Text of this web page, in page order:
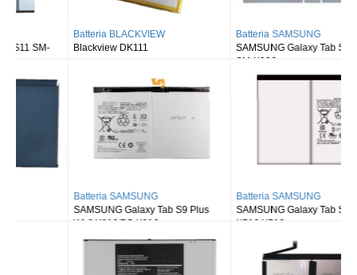
Batteria BLACKVIEW
Blackview DK111
Batteria SAMSUNG
SAMSUNG Galaxy Tab S8 Ultra
Batteria SAMSUNG
SAMSUNG Galaxy Tab S9 Plus
Wi-fi X810/5G X816
Batteria SAMSUNG
SAMSUNG Galaxy Tab S9FE X510